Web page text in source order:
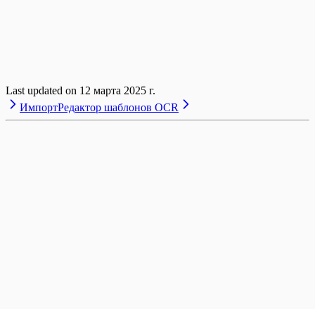
Last updated on 12 марта 2025 г.
ИмпортРедактор шаблонов OCR